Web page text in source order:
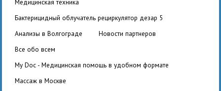
бактерицидный облучатель рециркулятор дезар 5
Анализы в Волгограде
Новости партнеров
Все обо всем
My Doc - Медицинская помощь в удобном формате
Массаж в Москве